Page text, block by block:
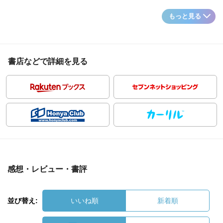
もっと見る
書店などで詳細を見る
感想・レビュー・書評
並び替え: いいね順 新着順